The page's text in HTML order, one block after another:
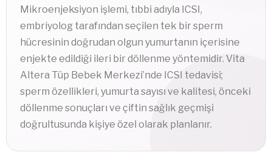
Mikroenjeksiyon işlemi, tıbbi adıyla ICSI,
embriyolog tarafından seçilen tek bir sperm
hücresinin doğrudan olgun yumurtanın içerisine
enjekte edildiği ileri bir döllenme yöntemidir. Vita
Altera Tüp Bebek Merkezi’nde ICSI tedavisi;
sperm özellikleri, yumurta sayısı ve kalitesi, önceki
döllenme sonuçları ve çiftin sağlık geçmişi
doğrultusunda kişiye özel olarak planlanır.